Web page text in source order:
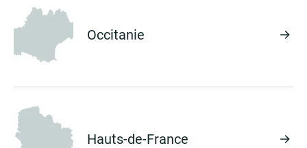
Occitanie
Hauts-de-France